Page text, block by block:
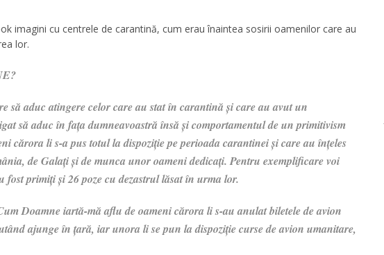
imagini cu centrele de carantină, cum erau înaintea sosirii oamenilor care au
lor.
să aduc atingere celor care au stat în carantină și care au avut un
să aduc în fața dumneavoastră însă și comportamentul de un primitivism
cărora li s-a pus totul la dispoziție pe perioada carantinei și care au înțeles
de Galați și de munca unor oameni dedicați. Pentru exemplificare voi
fost primiți și 26 poze cu dezastrul lăsat în urma lor.
Doamne iartă-mă aflu de oameni cărora li s-au anulat biletele de avion
ajunge în țară, iar unora li se pun la dispoziție curse de avion umanitare,